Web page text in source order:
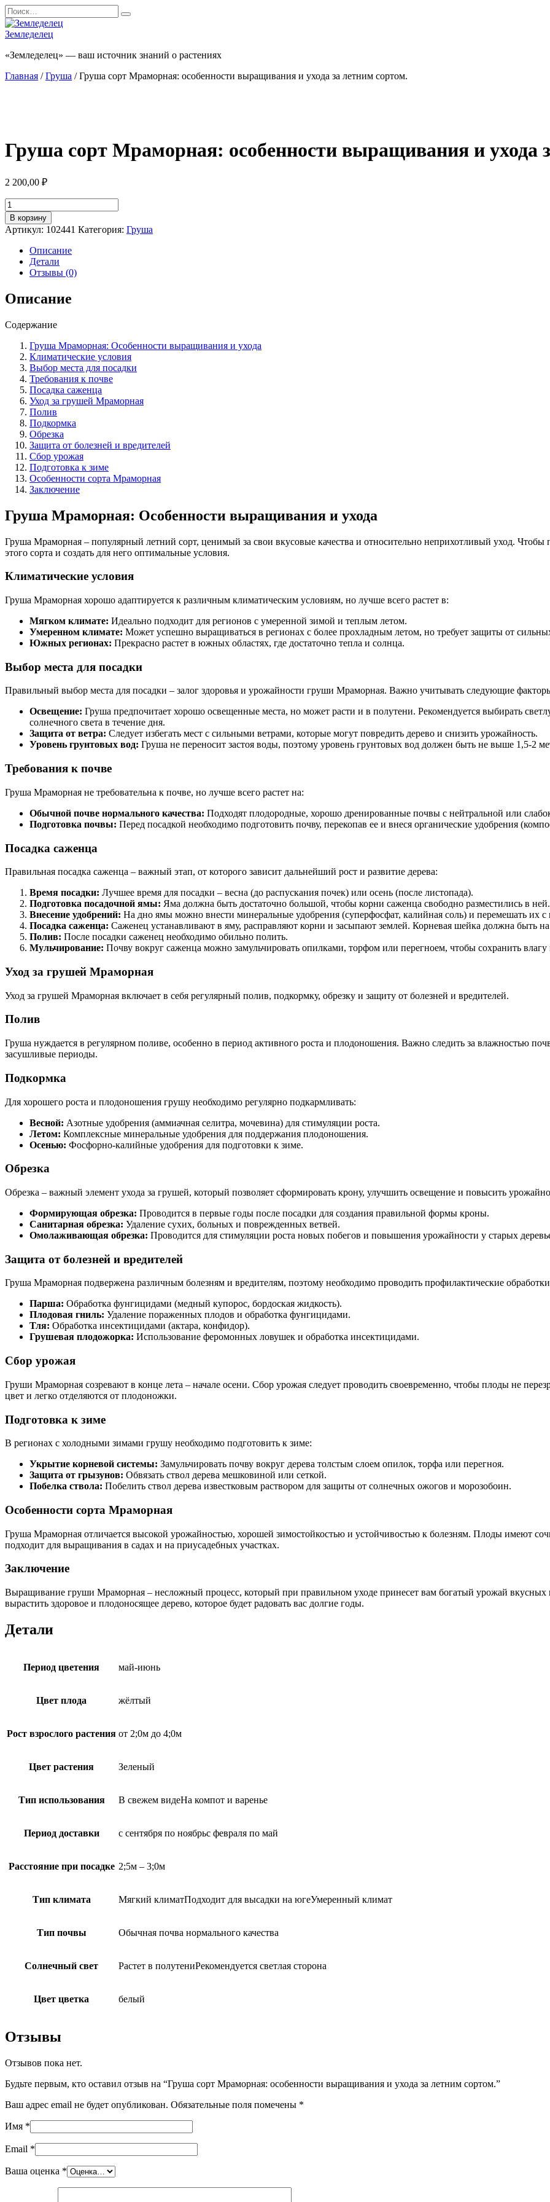
Перейти
к
содержанию
Search
for:
Земледелец
«Земледелец» — ваш источник знаний о растениях
Главная /Груша / Груша сорт Мраморная: особенности выращивания и ухода за летним сортом.
Груша сорт Мраморная: особенности выращивания и ухода
2 200,00 ₽
Количество
товара
Груша
сорт
Мраморная:
особенности
выращивания
ухода
за
сортом.
В корзину
Артикул: 102441 Категория: Груша
Описание
Детали
Отзывы (0)
Описание
Содержание
Груша Мраморная: Особенности выращивания и ухода
Климатические условия
Выбор места для посадки
Требования к почве
Посадка саженца
Уход за грушей Мраморная
Полив
Подкормка
Обрезка
Защита от болезней и вредителей
Сбор урожая
Подготовка к зиме
Особенности сорта Мраморная
Заключение
Груша Мраморная: Особенности выращивания и ухода
Груша Мраморная – популярный летний сорт, ценимый за свои вкусовые качества и относительно неприхотливый уход.
этого сорта и создать для него оптимальные условия.
Климатические условия
Груша Мраморная хорошо адаптируется к различным климатическим условиям, но лучше всего растет в:
Мягком климате: Идеально подходит для регионов с умеренной зимой и теплым летом.
Умеренном климате: Может успешно выращиваться в регионах с более прохладным летом, но требует защиты от
Южных регионах: Прекрасно растет в южных областях, где достаточно тепла и солнца.
Выбор места для посадки
Правильный выбор места для посадки – залог здоровья и урожайности груши Мраморная. Важно учитывать следующие
Освещение: Груша предпочитает хорошо освещенные места, но может расти и в полутени. Рекомендуется выбирать
солнечного света в течение дня.
Защита от ветра: Следует избегать мест с сильными ветрами, которые могут повредить дерево и снизить урожайность.
Уровень грунтовых вод: Груша не переносит застоя воды, поэтому уровень грунтовых вод должен быть не выше 1,5-2
Требования к почве
Груша Мраморная не требовательна к почве, но лучше всего растет на:
Обычной почве нормального качества: Подходят плодородные, хорошо дренированные почвы с нейтральной или
Подготовка почвы: Перед посадкой необходимо подготовить почву, перекопав ее и внеся органические удобрения
Посадка саженца
Правильная посадка саженца – важный этап, от которого зависит дальнейший рост и развитие дерева:
Время посадки: Лучшее время для посадки – весна (до распускания почек) или осень (после листопада).
Подготовка посадочной ямы: Яма должна быть достаточно большой, чтобы корни саженца свободно разместились в
Внесение удобрений: На дно ямы можно внести минеральные удобрения (суперфосфат, калийная соль) и перемешать их с
Посадка саженца: Саженец устанавливают в яму, расправляют корни и засыпают землей. Корневая шейка должна быть
Полив: После посадки саженец необходимо обильно полить.
Мульчирование: Почву вокруг саженца можно замульчировать опилками, торфом или перегноем, чтобы сохранить влагу
Уход за грушей Мраморная
Уход за грушей Мраморная включает в себя регулярный полив, подкормку, обрезку и защиту от болезней и вредителей.
Полив
Груша нуждается в регулярном поливе, особенно в период активного роста и плодоношения. Важно следить за влажностью
засушливые периоды.
Подкормка
Для хорошего роста и плодоношения грушу необходимо регулярно подкармливать:
Весной: Азотные удобрения (аммиачная селитра, мочевина) для стимуляции роста.
Летом: Комплексные минеральные удобрения для поддержания плодоношения.
Осенью: Фосфорно-калийные удобрения для подготовки к зиме.
Обрезка
Обрезка – важный элемент ухода за грушей, который позволяет сформировать крону, улучшить освещение и повысить
Формирующая обрезка: Проводится в первые годы после посадки для создания правильной формы кроны.
Санитарная обрезка: Удаление сухих, больных и поврежденных ветвей.
Омолаживающая обрезка: Проводится для стимуляции роста новых побегов и повышения урожайности у старых
Защита от болезней и вредителей
Груша Мраморная подвержена различным болезням и вредителям, поэтому необходимо проводить профилактические
Парша: Обработка фунгицидами (медный купорос, бордоская жидкость).
Плодовая гниль: Удаление пораженных плодов и обработка фунгицидами.
Тля: Обработка инсектицидами (актара, конфидор).
Грушевая плодожорка: Использование феромонных ловушек и обработка инсектицидами.
Сбор урожая
Груши Мраморная созревают в конце лета – начале осени. Сбор урожая следует проводить своевременно, чтобы плоды не
цвет и легко отделяются от плодоножки.
Подготовка к зиме
В регионах с холодными зимами грушу необходимо подготовить к зиме:
Укрытие корневой системы: Замульчировать почву вокруг дерева толстым слоем опилок, торфа или перегноя.
Защита от грызунов: Обвязать ствол дерева мешковиной или сеткой.
Побелка ствола: Побелить ствол дерева известковым раствором для защиты от солнечных ожогов и морозобоин.
Особенности сорта Мраморная
Груша Мраморная отличается высокой урожайностью, хорошей зимостойкостью и устойчивостью к болезням. Плоды имеют
подходит для выращивания в садах и на приусадебных участках.
Заключение
Выращивание груши Мраморная – несложный процесс, который при правильном уходе принесет вам богатый урожай
вырастить здоровое и плодоносящее дерево, которое будет радовать вас долгие годы.
Детали
Период цветения май-июнь
Цвет плода жёлтый
Рост взрослого растения от 2;0м до 4;0м
Цвет растения Зеленый
Тип использования В свежем видеНа компот и варенье
Период доставки с сентября по ноябрьс февраля по май
Расстояние при посадке 2;5м – 3;0м
Тип климата Мягкий климатПодходит для высадки на югеУмеренный климат
Тип почвы Обычная почва нормального качества
Солнечный свет Растет в полутениРекомендуется светлая сторона
Цвет цветка белый
Отзывы
Отзывов пока нет.
Будьте первым, кто оставил отзыв на “Груша сорт Мраморная: особенности выращивания и ухода за летним сортом.”
Ваш адрес email не будет опубликован. Обязательные поля помечены *
Имя *
Email *
Ваша оценка *